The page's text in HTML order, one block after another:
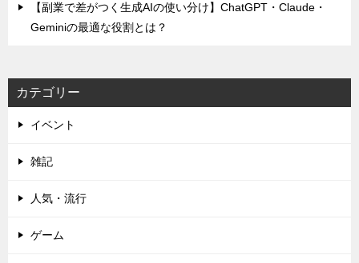
【副業で差がつく生成AIの使い分け】ChatGPT・Claude・
Geminiの最適な役割とは？
カテゴリー
イベント
雑記
人気・流行
ゲーム